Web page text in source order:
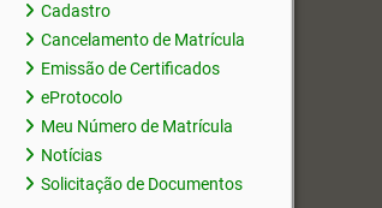
Cadastro
Cancelamento de Matrícula
Emissão de Certificados
eProtocolo
Meu Número de Matrícula
Notícias
Solicitação de Documentos